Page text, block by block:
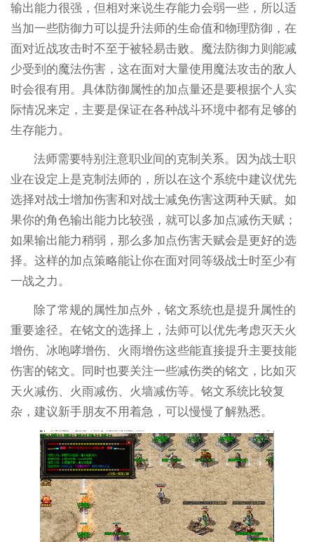
输出能力很强，但相对来说生存能力会弱一些，所以适
当加一些防御力可以提升法师的生命值和物理防御，在
面对近战攻击时不至于被轻易击败。魔法防御力则能减
少受到的魔法伤害，这在面对大量使用魔法攻击的敌人
时会很有用。具体防御属性的加点量还是要根据个人实
际情况来定，主要是保证在各种战斗环境中都有足够的
生存能力。
法师需要特别注意职业间的克制关系。因为战士职
业在设定上是克制法师的，所以在这个系统中建议优先
选择对战士增加伤害和对战士减免伤害这两种天赋。如
果你的角色输出能力比较强，就可以多加点减伤天赋；
如果输出能力稍弱，那么多加点伤害天赋会是更好的选
择。这样的加点策略能让你在面对同等级战士时至少有
一战之力。
除了常规的属性加点外，铭文系统也是提升属性的
重要途径。在铭文的选择上，法师可以优先考虑灭天火
增伤、冰咆哮增伤、火雨增伤这些能直接提升主要技能
伤害的铭文。同时也要关注一些减伤类的铭文，比如灭
天火减伤、火雨减伤、火墙减伤等。铭文系统比较复
杂，建议新手朋友不用着急，可以慢慢了解熟悉。